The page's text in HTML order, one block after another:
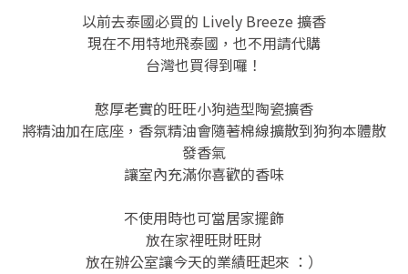
以前去泰國必買的 Lively Breeze 擴香
現在不用特地飛泰國，也不用請代購
台灣也買得到囉！
憨厚老實的旺旺小狗造型陶瓷擴香
將精油加在底座，香氛精油會隨著棉線擴散到狗狗本體散
發香氣
讓室內充滿你喜歡的香味
不使用時也可當居家擺飾
放在家裡旺財旺財
放在辦公室讓今天的業績旺起來 ：）